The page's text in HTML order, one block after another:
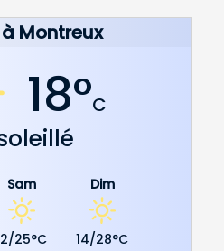
Montreux
18°C
Sam
25°C
Dim
14/28°C